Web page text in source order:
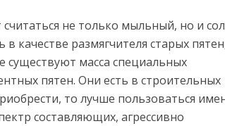
не только мыльный, но и
качестве размягчителя старых
масса специальных
пятен. Они есть в строительных
то лучше пользоваться
составляющих, агрессивно